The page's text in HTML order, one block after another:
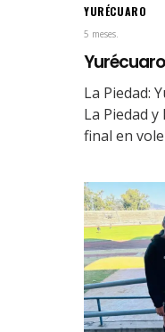
YURÉCUARO
5 meses.
La Piedad:
La Piedad
final en